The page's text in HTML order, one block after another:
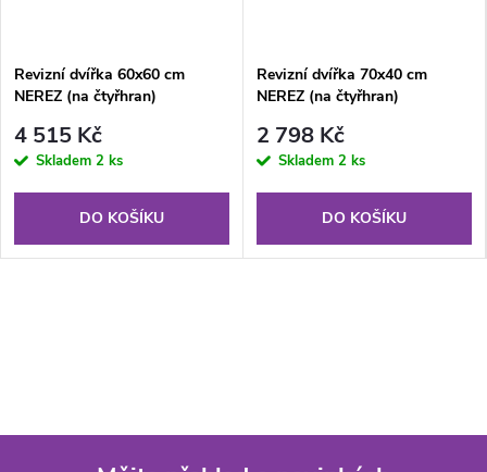
Revizní dvířka 60x60 cm
NEREZ (na čtyřhran)
4 515 Kč
Skladem 2 ks
DO KOŠÍKU
Revizní dvířka 70x40 cm
NEREZ (na čtyřhran)
2 798 Kč
Skladem 2 ks
DO KOŠÍKU